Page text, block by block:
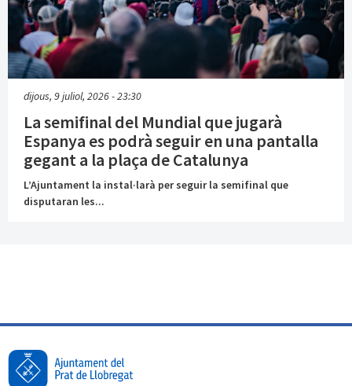
dijous, 9 juliol, 2026 - 23:30
La semifinal del Mundial que jugarà
Espanya es podrà seguir en una pantalla
gegant a la plaça de Catalunya
L’Ajuntament la instal·larà per seguir la semifinal que
disputaran les...